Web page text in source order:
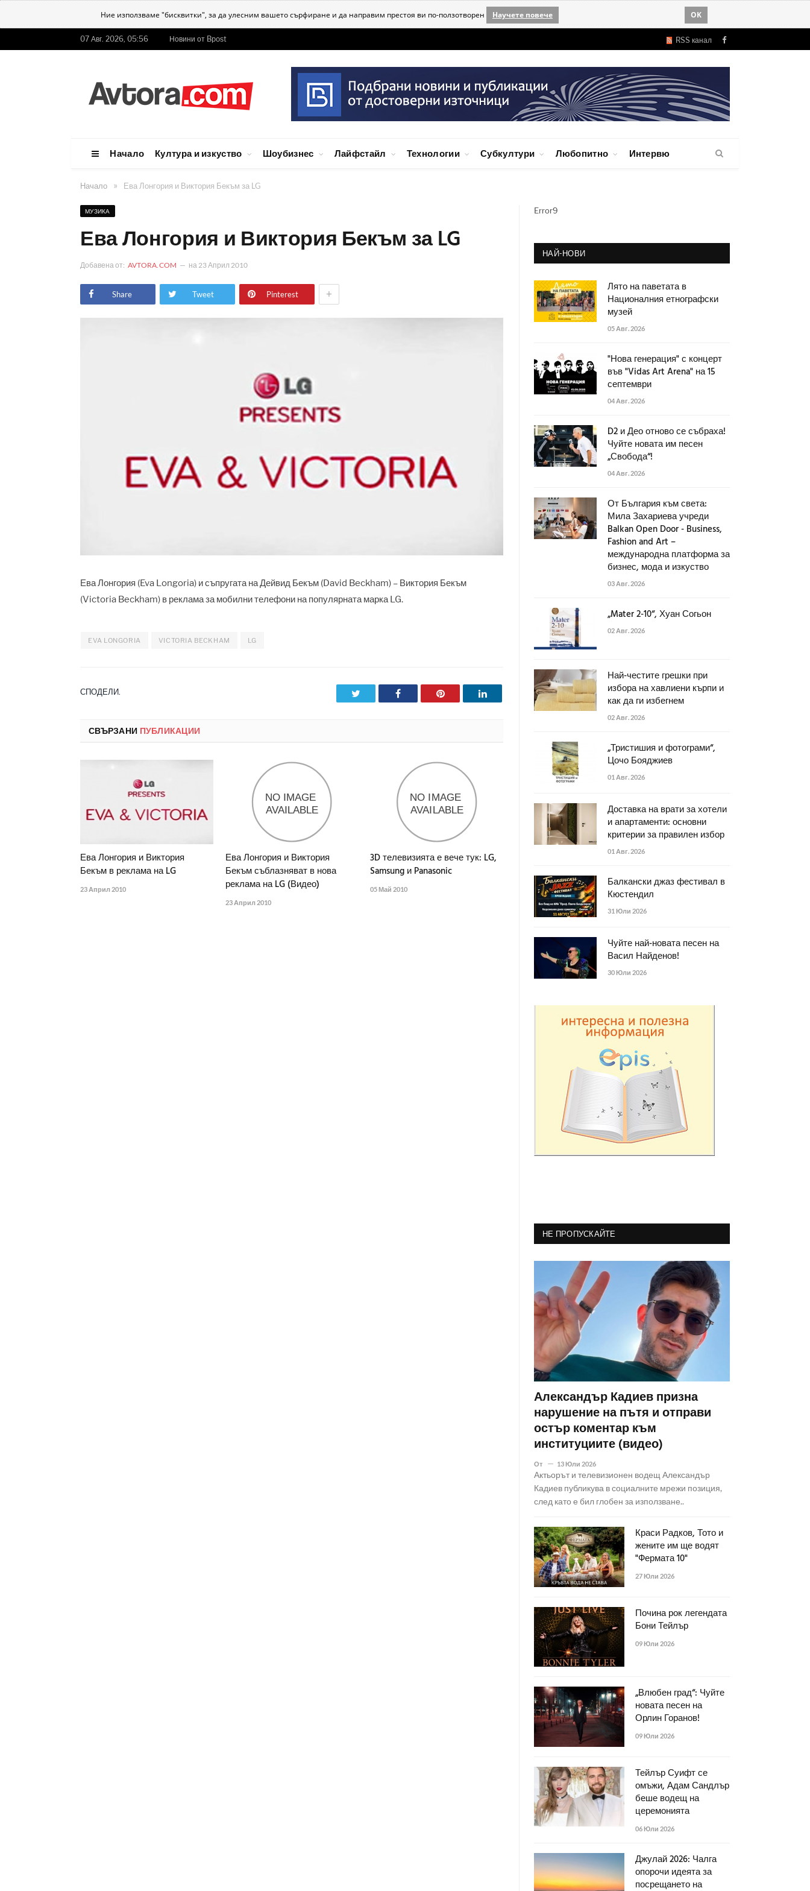
Ние използваме "бисквитки", за да улесним вашето сърфиране и да направим престоя ви по-ползотворен Научете повече OK
07 Авг. 2026, 05:56 Новини от Bpost RSS канал Facebook
Начало Култура и изкуство Шоубизнес Лайфстайл Технологии Субкултури Любопитно Интервю
Начало » Ева Лонгория и Виктория Бекъм за LG
МУЗИКА
Ева Лонгория и Виктория Бекъм за LG
Добавена от: AVTORA.COM на 23 Април 2010
Share Tweet Pinterest +
Ева Лонгория (Eva Longoria) и съпругата на Дейвид Бекъм (David Beckham) – Виктория Бекъм
(Victoria Beckham) в реклама за мобилни телефони на популярната марка LG.
EVA LONGORIA VICTORIA BECKHAM LG
СПОДЕЛИ. Facebook Pinterest LinkedIn
СВЪРЗАНИ ПУБЛИКАЦИИ
Ева Лонгория и Виктория
Бекъм в реклама на LG
23 Април 2010
Ева Лонгория и Виктория
Бекъм съблазняват в нова
реклама на LG (Видео)
23 Април 2010
3D телевизията е вече тук: LG,
Samsung и Panasonic
05 Май 2010
Error9
НАЙ-НОВИ
Лято на паветата в
Националния етнографски
музей
05 Авг. 2026
"Нова генерация" с концерт
във "Vidas Art Arena" на 15
септември
04 Авг. 2026
D2 и Део отново се събраха!
Чуйте новата им песен
„Свобода“!
04 Авг. 2026
От България към света:
Мила Захариева учреди
Balkan Open Door - Business,
Fashion and Art –
международна платформа за
бизнес, мода и изкуство
03 Авг. 2026
„Mater 2-10“, Хуан Согьон
02 Авг. 2026
Най-честите грешки при
избора на хавлиени кърпи и
как да ги избегнем
02 Авг. 2026
„Тристишия и фотограми“,
Цочо Бояджиев
01 Авг. 2026
Доставка на врати за хотели
и апартаменти: основни
критерии за правилен избор
01 Авг. 2026
Балкански джаз фестивал в
Кюстендил
31 Юли 2026
Чуйте най-новата песен на
Васил Найденов!
30 Юли 2026
НЕ ПРОПУСКАЙТЕ
Александър Кадиев призна
нарушение на пътя и отправи
остър коментар към
институциите (видео)
От 13 Юли 2026
Актьорът и телевизионен водещ Александър
Кадиев публикува в социалните мрежи позиция,
след като е бил глобен за използване..
Краси Радков, Тото и
жените им ще водят
"Фермата 10"
27 Юли 2026
Почина рок легендата
Бони Тейлър
09 Юли 2026
„Влюбен град“: Чуйте
новата песен на
Орлин Горанов!
09 Юли 2026
Тейлър Суифт се
омъжи, Адам Сандлър
беше водещ на
церемонията
06 Юли 2026
Джулай 2026: Чалга
опорочи идеята за
посрещането на